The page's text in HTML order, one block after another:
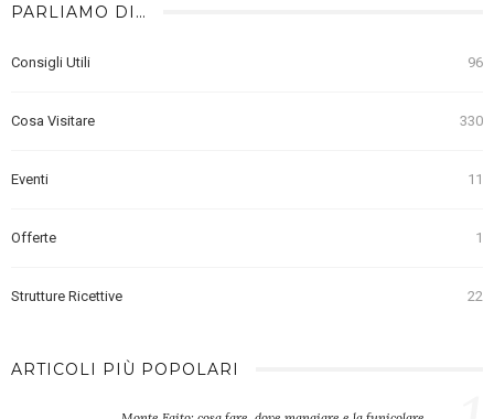
PARLIAMO DI…
Consigli Utili 96
Cosa Visitare 330
Eventi 11
Offerte 1
Strutture Ricettive 22
ARTICOLI PIÙ POPOLARI